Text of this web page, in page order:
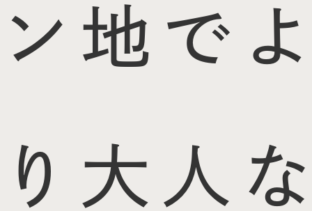
ン地でよ
り大人な